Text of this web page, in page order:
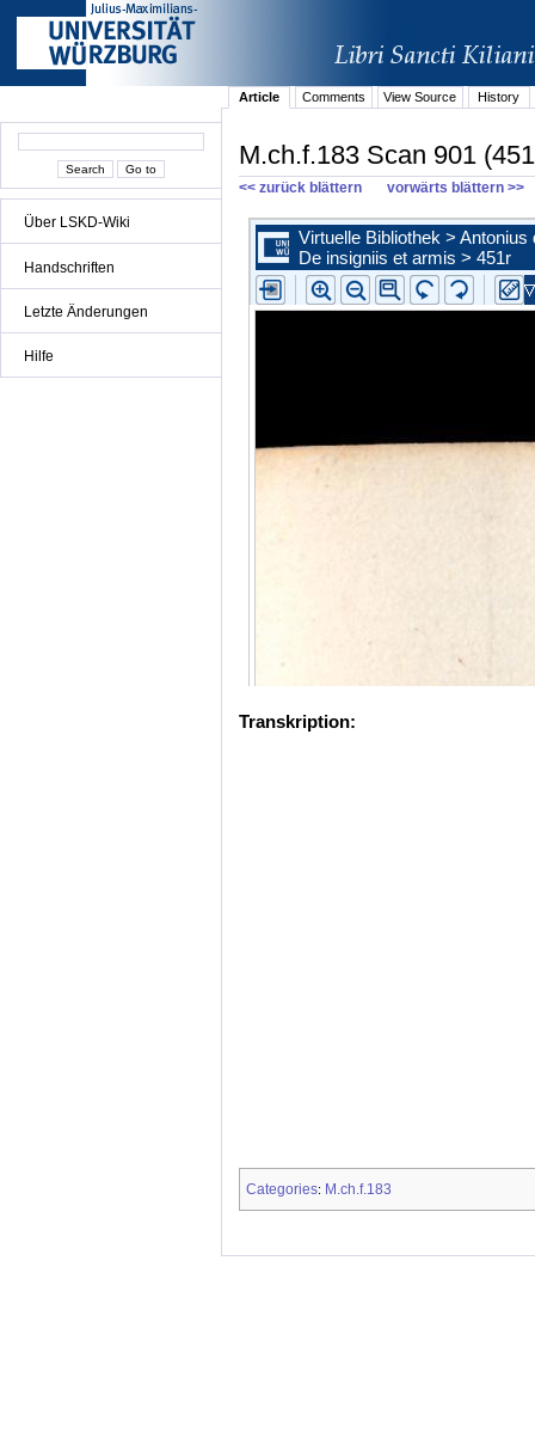
Über LSKD-Wiki
Handschriften
Letzte Änderungen
Hilfe
Article Comments View Source History
M.ch.f.183 Scan 901
<< zurück blättern vorwärts blättern >>
Transkription:
Categories: M.ch.f.183